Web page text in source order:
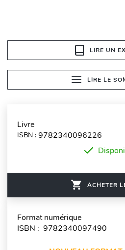
LIRE UN
LIRE LE
Livre
ISBN : 9782340096226
ACHETER
Format numérique
ISBN : 9782340097490